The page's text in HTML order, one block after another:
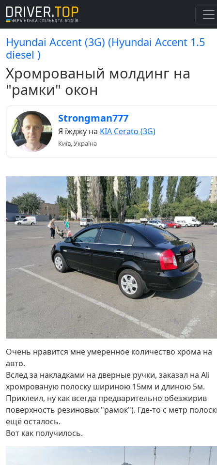
Hyundai Accent (3G) (Hyundai Accent 1.5
diesel )
Хромрованый молдинг на
"рамки" окон
Strongman777
Я їжджу на KIA Cerato (3G)
Київ, Україна
Очень нравится мне умеренное количество хрома на
авто.
Вслед за накладками на дверные ручки, заказал на Ali
хромрованую полоску шириною 15мм и длиною 5м.
Приклеил, ну как всегда предварительно обезжирив
поверхность резиновых "рамок"). Где-то с метр
ещё осталось.
Вот как получилось.